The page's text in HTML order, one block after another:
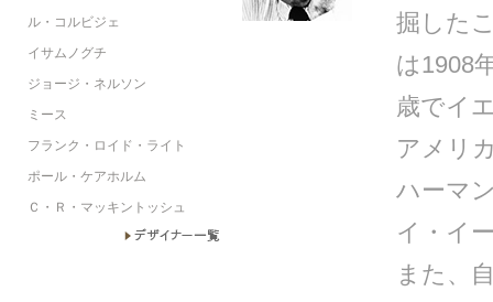
ル・コルビジェ
イサムノグチ
ジョージ・ネルソン
ミース
フランク・ロイド・ライト
ポール・ケアホルム
Ｃ・Ｒ・マッキントッシュ
掘した
は1908
歳でイ
アメリ
ハーマ
イ・イ
また、